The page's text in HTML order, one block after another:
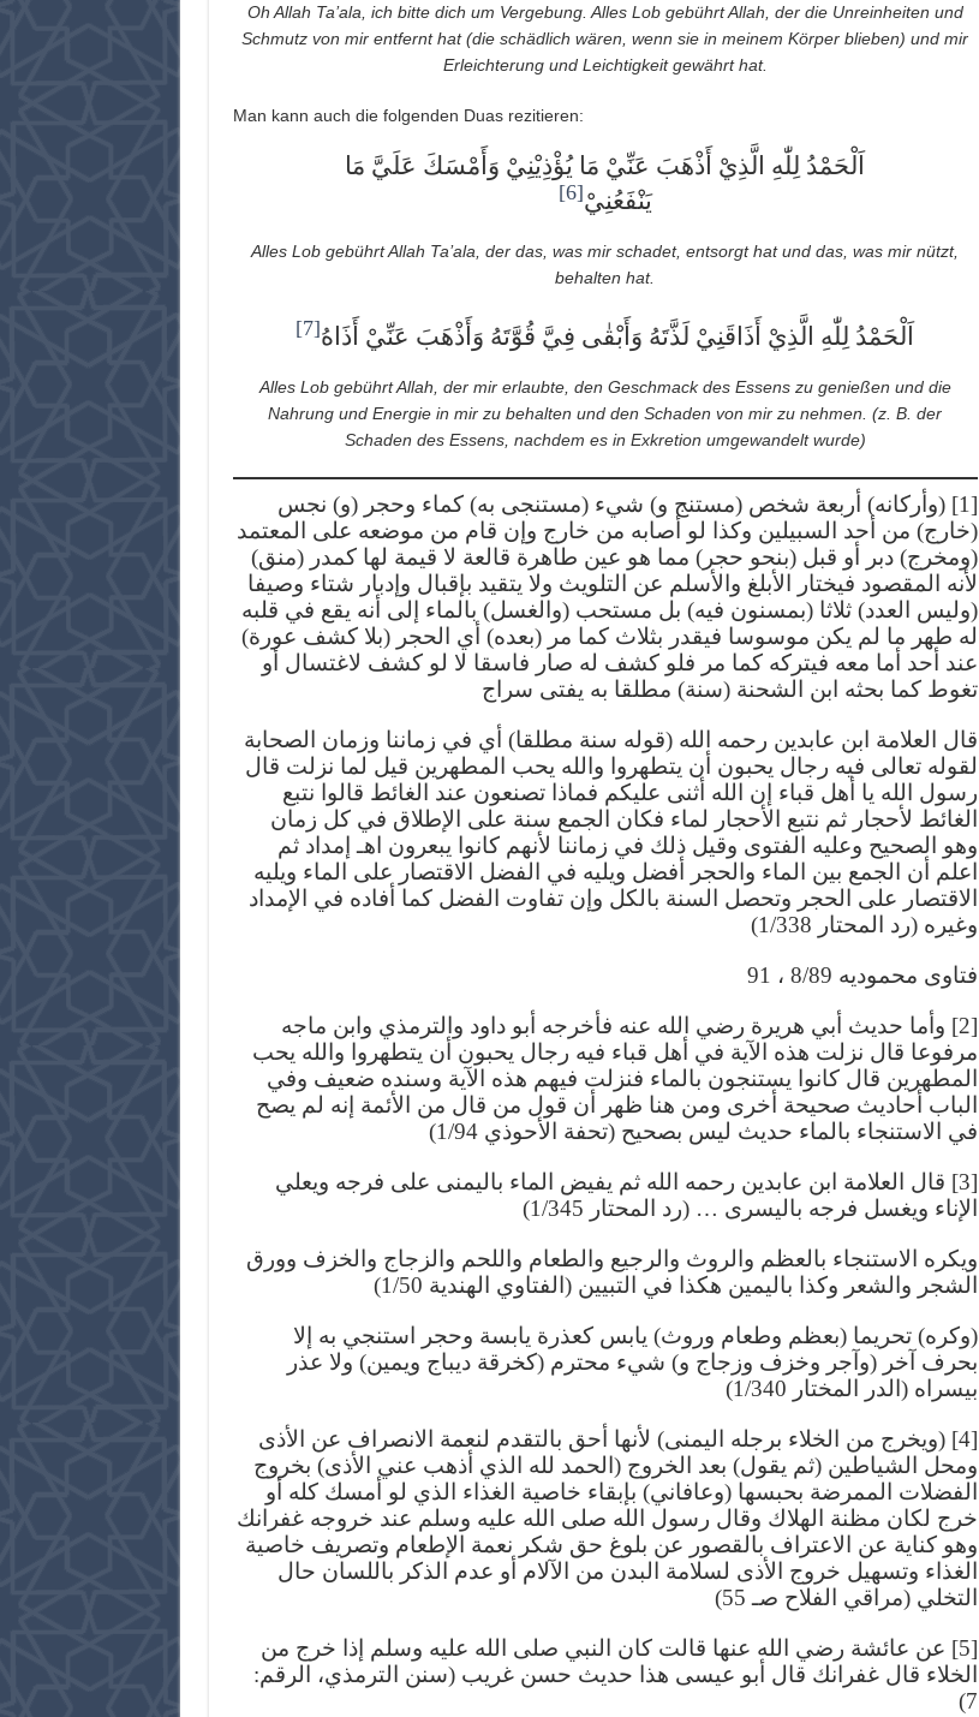
Oh Allah Ta’ala, ich bitte dich um Vergebung. Alles Lob gebührt Allah, der die Unreinheiten und
Schmutz von mir entfernt hat (die schädlich wären, wenn sie in meinem Körper blieben) und mir
Erleichterung und Leichtigkeit gewährt hat.
Man kann auch die folgenden Duas rezitieren:
اَلْحَمْدُ لِلّٰهِ الَّذِيْ أَذْهَبَ عَنِّيْ مَا يُؤْذِيْنِيْ وَأَمْسَكَ عَلَيَّ مَا
يَنْفَعُنِيْ[6]
Alles Lob gebührt Allah Ta’ala, der das, was mir schadet, entsorgt hat und das, was mir nützt,
behalten hat.
اَلْحَمْدُ لِلّٰهِ الَّذِيْ أَذَاقَنِيْ لَذَّتَهُ وَأَبْقٰى فِيَّ قُوَّتَهُ وَأَذْهَبَ عَنِّيْ أَذَاهُ[7]
Alles Lob gebührt Allah, der mir erlaubte, den Geschmack des Essens zu genießen und die
Nahrung und Energie in mir zu behalten und den Schaden von mir zu nehmen. (z. B. der
Schaden des Essens, nachdem es in Exkretion umgewandelt wurde)
[1] (وأركانه) أربعة شخص (مستنج و) شيء (مستنجى به) كماء وحجر (و) نجس
(خارج) من أحد السبيلين وكذا لو أصابه من خارج وإن قام من موضعه على المعتمد
(ومخرج) دبر أو قبل (بنحو حجر) مما هو عين طاهرة قالعة لا قيمة لها كمدر (منق)
لأنه المقصود فيختار الأبلغ والأسلم عن التلويث ولا يتقيد بإقبال وإدبار شتاء وصيفا
(وليس العدد) ثلاثا (بمسنون فيه) بل مستحب (والغسل) بالماء إلى أنه يقع في قلبه
له طهر ما لم يكن موسوسا فيقدر بثلاث كما مر (بعده) أي الحجر (بلا كشف عورة)
عند أحد أما معه فيتركه كما مر فلو كشف له صار فاسقا لا لو كشف لاغتسال أو
تغوط كما بحثه ابن الشحنة (سنة) مطلقا به يفتى سراج
قال العلامة ابن عابدين رحمه الله (قوله سنة مطلقا) أي في زماننا وزمان الصحابة
لقوله تعالى فيه رجال يحبون أن يتطهروا والله يحب المطهرين قيل لما نزلت قال
رسول الله يا أهل قباء إن الله أثنى عليكم فماذا تصنعون عند الغائط قالوا نتبع
الغائط لأحجار ثم نتبع الأحجار لماء فكان الجمع سنة على الإطلاق في كل زمان
وهو الصحيح وعليه الفتوى وقيل ذلك في زماننا لأنهم كانوا يبعرون اهـ إمداد ثم
اعلم أن الجمع بين الماء والحجر أفضل ويليه في الفضل الاقتصار على الماء ويليه
الاقتصار على الحجر وتحصل السنة بالكل وإن تفاوت الفضل كما أفاده في الإمداد
وغيره (رد المحتار 1/338)
فتاوى محموديه 8/89 ، 91
[2] وأما حديث أبي هريرة رضي الله عنه فأخرجه أبو داود والترمذي وابن ماجه
مرفوعا قال نزلت هذه الآية في أهل قباء فيه رجال يحبون أن يتطهروا والله يحب
المطهرين قال كانوا يستنجون بالماء فنزلت فيهم هذه الآية وسنده ضعيف وفي
الباب أحاديث صحيحة أخرى ومن هنا ظهر أن قول من قال من الأئمة إنه لم يصح
في الاستنجاء بالماء حديث ليس بصحيح (تحفة الأحوذي 1/94)
[3] قال العلامة ابن عابدين رحمه الله ثم يفيض الماء باليمنى على فرجه ويعلي
الإناء ويغسل فرجه باليسرى … (رد المحتار 1/345)
ويكره الاستنجاء بالعظم والروث والرجيع والطعام واللحم والزجاج والخزف وورق
الشجر والشعر وكذا باليمين هكذا في التبيين (الفتاوي الهندية 1/50)
(وكره) تحريما (بعظم وطعام وروث) يابس كعذرة يابسة وحجر استنجي به إلا
بحرف آخر (وآجر وخزف وزجاج و) شيء محترم (كخرقة ديباج ويمين) ولا عذر
بيسراه (الدر المختار 1/340)
[4] (ويخرج من الخلاء برجله اليمنى) لأنها أحق بالتقدم لنعمة الانصراف عن الأذى
ومحل الشياطين (ثم يقول) بعد الخروج (الحمد لله الذي أذهب عني الأذى) بخروج
الفضلات الممرضة بحبسها (وعافاني) بإبقاء خاصية الغذاء الذي لو أمسك كله أو
خرج لكان مظنة الهلاك وقال رسول الله صلى الله عليه وسلم عند خروجه غفرانك
وهو كناية عن الاعتراف بالقصور عن بلوغ حق شكر نعمة الإطعام وتصريف خاصية
الغذاء وتسهيل خروج الأذى لسلامة البدن من الآلام أو عدم الذكر باللسان حال
التخلي (مراقي الفلاح صـ 55)
[5] عن عائشة رضي الله عنها قالت كان النبي صلى الله عليه وسلم إذا خرج من
الخلاء قال غفرانك قال أبو عيسى هذا حديث حسن غريب (سنن الترمذي، الرقم:
7)